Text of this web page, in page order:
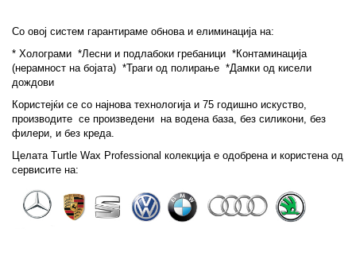
Со овој систем гарантираме обнова и елиминација на:
* Холограми *Лесни и подлабоки гребаници *Контаминација
(нерамност на бојата) *Траги од полирање *Дамки од кисели
дождови
Користејќи се со најнова технологија и 75 годишно искуство,
производите се произведени на водена база, без силикони, без
филери, и без креда.
Целата Turtle Wax Professional колекција е одобрена и користена од
сервисите на: